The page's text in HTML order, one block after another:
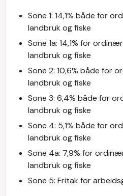
Sone 1: 14,1% både for
landbruk og fiske
Sone 1a: 14,1% for
landbruk og fiske
Sone 2: 10,6% både for
landbruk og fiske
Sone 3: 6,4% både for
landbruk og fiske
Sone 4: 5,1% både for
landbruk og fiske
Sone 4a: 7,9% for
landbruk og fiske
Sone 5: Fritak for